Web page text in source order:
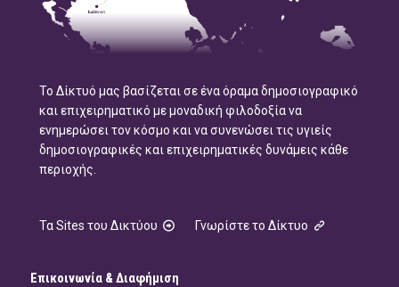
Το Δίκτυό μας βασίζεται σε ένα όραμα δημοσιογραφικό
και επιχειρηματικό με μοναδική φιλοδοξία να
ενημερώσει τον κόσμο και να συνενώσει τις υγιείς
δημοσιογραφικές και επιχειρηματικές δυνάμεις κάθε
περιοχής.
Τα Sites του Δικτύου Γνωρίστε το Δίκτυο
Επικοινωνία & Διαφήμιση